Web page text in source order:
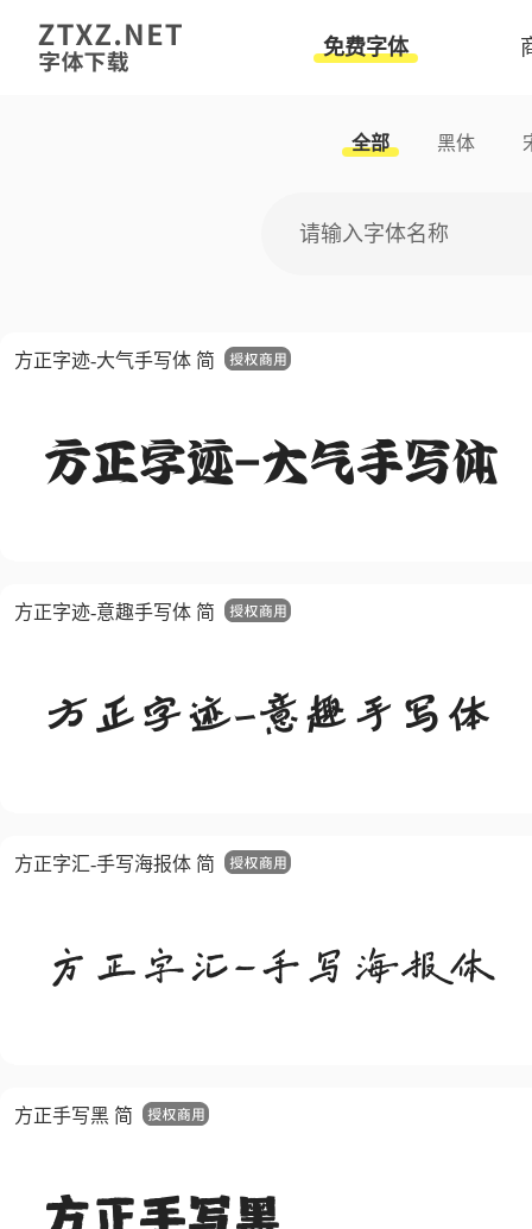
免费字体
全部 黑体
方正字迹-大气手写体 简
方正字迹-意趣手写体 简
方正字汇-手写海报体 简
方正手写黑 简